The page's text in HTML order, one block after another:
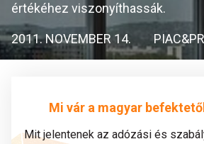
értékéhez viszonyíthassák.
2011. NOVEMBER 14.
Mi vár a magyar
Mit jelentenek az adózási és